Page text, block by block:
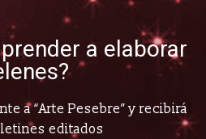
a elaborar
a “Arte Pesebre” y recibirá
editados